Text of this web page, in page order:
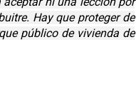
Hay que proteger de
público de vivienda de